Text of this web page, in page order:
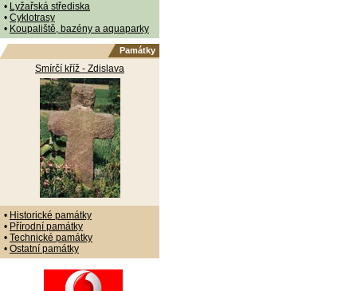
• Lyžařská střediska
• Cyklotrasy
• Koupaliště, bazény a aquaparky
Památky
Smírčí kříž - Zdislava
• Historické památky
• Přírodní památky
• Technické památky
• Ostatní památky